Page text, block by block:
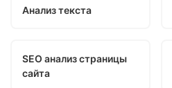
Анализ текста
SEO анализ страницы
сайта